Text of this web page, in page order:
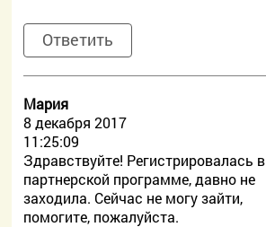
Ответить
Мария
8 декабря 2017
11:25:09
Здравствуйте! Регистрировалась в
партнерской программе, давно не
заходила. Сейчас не могу зайти,
помогите, пожалуйста.